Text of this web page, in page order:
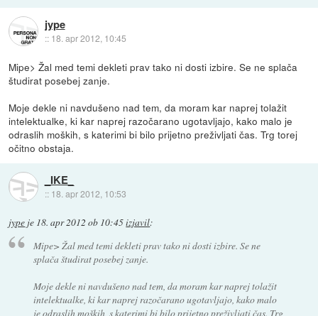
jype
:: 18. apr 2012, 10:45
Mipe> Žal med temi dekleti prav tako ni dosti izbire. Se ne splača
študirat posebej zanje.
Moje dekle ni navdušeno nad tem, da moram kar naprej tolažit
intelektualke, ki kar naprej razočarano ugotavljajo, kako malo je
odraslih moških, s katerimi bi bilo prijetno preživljati čas. Trg torej
očitno obstaja.
_IKE_
:: 18. apr 2012, 10:53
jype je 18. apr 2012 ob 10:45izjavil:
Mipe> Žal med temi dekleti prav tako ni dosti izbire. Se ne
splača študirat posebej zanje.
Moje dekle ni navdušeno nad tem, da moram kar naprej tolažit
intelektualke, ki kar naprej razočarano ugotavljajo, kako malo
je odraslih moških, s katerimi bi bilo prijetno preživljati čas. Trg